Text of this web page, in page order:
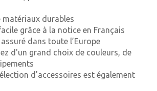
durables
grâce à la notice en Français
dans toute l’Europe
d'un grand choix de couleurs, de
d'accessoires est également